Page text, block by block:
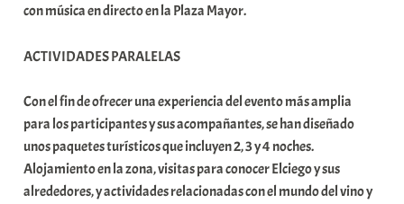
con música en directo en la Plaza Mayor.
ACTIVIDADES PARALELAS
Con el fin de ofrecer una experiencia del evento más amplia
para los participantes y sus acompañantes, se han diseñado
unos paquetes turísticos que incluyen 2, 3 y 4 noches.
Alojamiento en la zona, visitas para conocer Elciego y sus
alrededores, y actividades relacionadas con el mundo del vino y